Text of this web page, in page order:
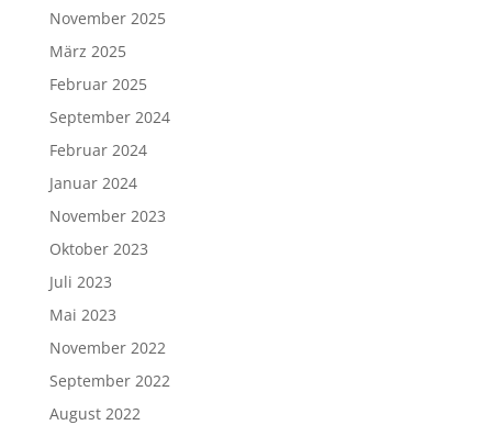
November 2025
März 2025
Februar 2025
September 2024
Februar 2024
Januar 2024
November 2023
Oktober 2023
Juli 2023
Mai 2023
November 2022
September 2022
August 2022